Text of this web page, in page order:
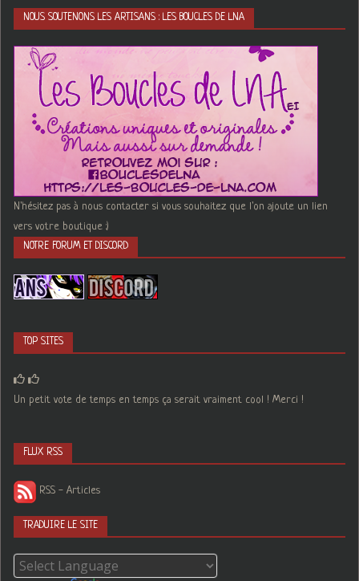
NOUS SOUTENONS LES ARTISANS : LES BOUCLES DE LNA
N'hésitez pas à nous contacter si vous souhaitez que l'on ajoute un lien
vers votre boutique :)
NOTRE FORUM ET DISCORD
TOP SITES
Un petit vote de temps en temps ça serait vraiment cool ! Merci !
FLUX RSS
RSS - Articles
TRADUIRE LE SITE